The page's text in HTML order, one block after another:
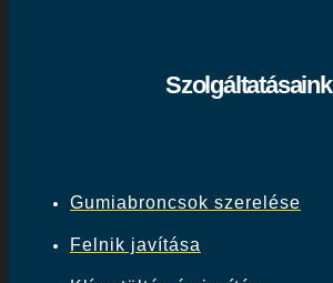
Szolgáltatásaink
Gumiabroncsok szerelése
Felnik javítása